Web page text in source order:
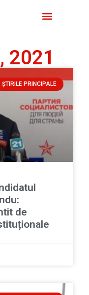
2021
ȘTIRILE PRINCIPALE
de